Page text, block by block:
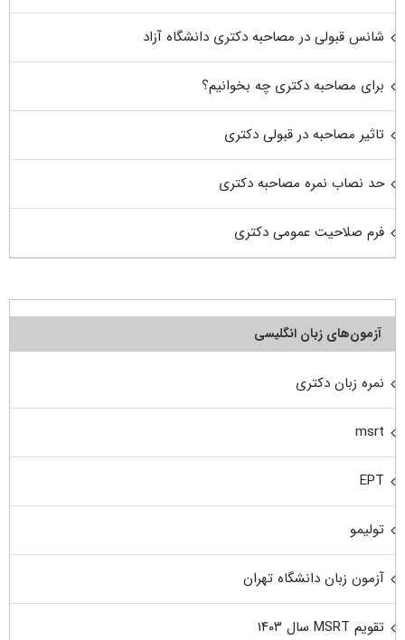
شانس قبولی در مصاحبه دکتری دانشگاه آزاد
برای مصاحبه دکتری چه بخوانیم؟
تاثیر مصاحبه در قبولی دکتری
حد نصاب نمره مصاحبه دکتری
فرم صلاحیت عمومی دکتری
آزمون‌های زبان انگلیسی
نمره زبان دکتری
msrt
EPT
تولیمو
آزمون زبان دانشگاه تهران
تقویم MSRT سال ۱۴۰۳